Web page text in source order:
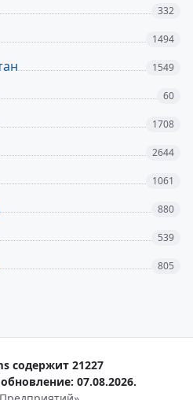
332
1494
1549
60
1708
2644
1061
880
539
805
содержит 21227
07.08.2026.